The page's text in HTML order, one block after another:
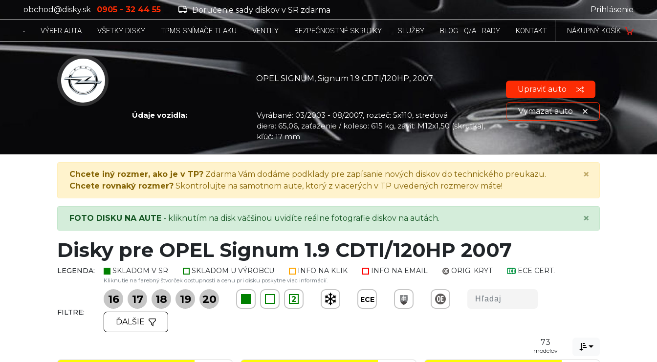
obchod@disky.sk 0905 - 32 44 55 Doručenie sady diskov v SR zdarma Prihlásenie
VÝBER AUTA VŠETKY DISKY TPMS SNÍMAČE TLAKU VENTILY BEZPEČNOSTNÉ SKRUTKY SLUŽBY BLOG - Q/A - RADY KONTAKT NÁKUPNÝ KOŠÍK
OPEL SIGNUM, Signum 1.9 CDTI/120HP, 2007
Údaje vozidla:
Vyrábané: 03/2003 - 08/2007, rozteč: 5x110, stredová
diera: 65,06, zaťaženie / koleso: 615 kg, závit: M12x1,50 (skrutka),
kľúč: 17 mm
Upraviť auto
Vymazať auto
OPEL SIGNUM, Signum 1.9 CDTI/120HP, 2007
Zobraziť údaje o vozidle
Chcete iný rozmer, ako je v TP? Zdarma Vám dodáme podklady pre zapísanie nových diskov do technického preukazu.
Chcete rovnaký rozmer? Skontrolujte na samotnom aute, ktorý z viacerých v TP uvedených rozmerov máte!
×
FOTO DISKU NA AUTE - kliknutím na disk väčšinou uvidíte reálne fotografie diskov na autách. ×
Disky pre OPEL Signum 1.9 CDTI/120HP 2007
LEGENDA: SKLADOM V SR SKLADOM U VÝROBCU INFO NA KLIK INFO NA EMAIL ORIG. KRYT ECE CERT.
Kliknutie na farebný štvorček dostupnosti a cenu pri disku poskytne viac informácií.
FILTRE:
16 17 18 19 20 2 ECE
ĎALŠIE
73
modelov 